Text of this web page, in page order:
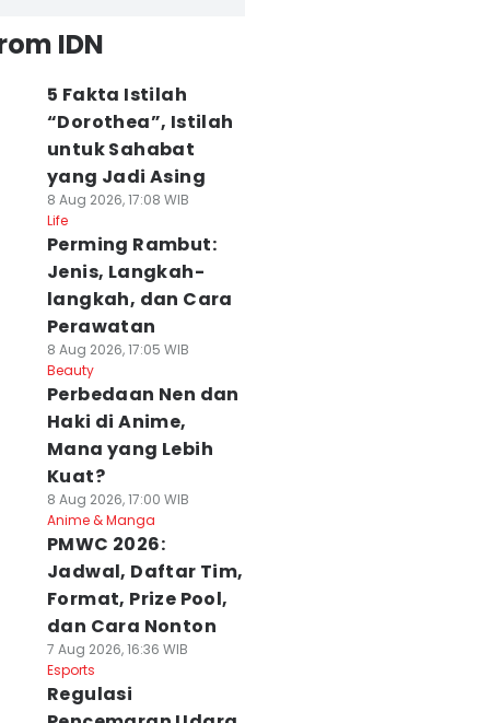
IDN
5 Fakta Istilah
“Dorothea”, Istilah
untuk Sahabat
yang Jadi Asing
8 Aug 2026, 17:08 WIB
Life
Perming Rambut:
Jenis, Langkah-
langkah, dan Cara
Perawatan
8 Aug 2026, 17:05 WIB
Beauty
Perbedaan Nen dan
Haki di Anime,
Mana yang Lebih
Kuat?
8 Aug 2026, 17:00 WIB
Anime & Manga
PMWC 2026:
Jadwal, Daftar Tim,
Format, Prize Pool,
dan Cara Nonton
7 Aug 2026, 16:36 WIB
Esports
Regulasi